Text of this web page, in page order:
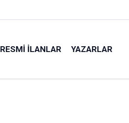
RESMI İLANLAR YAZARLAR